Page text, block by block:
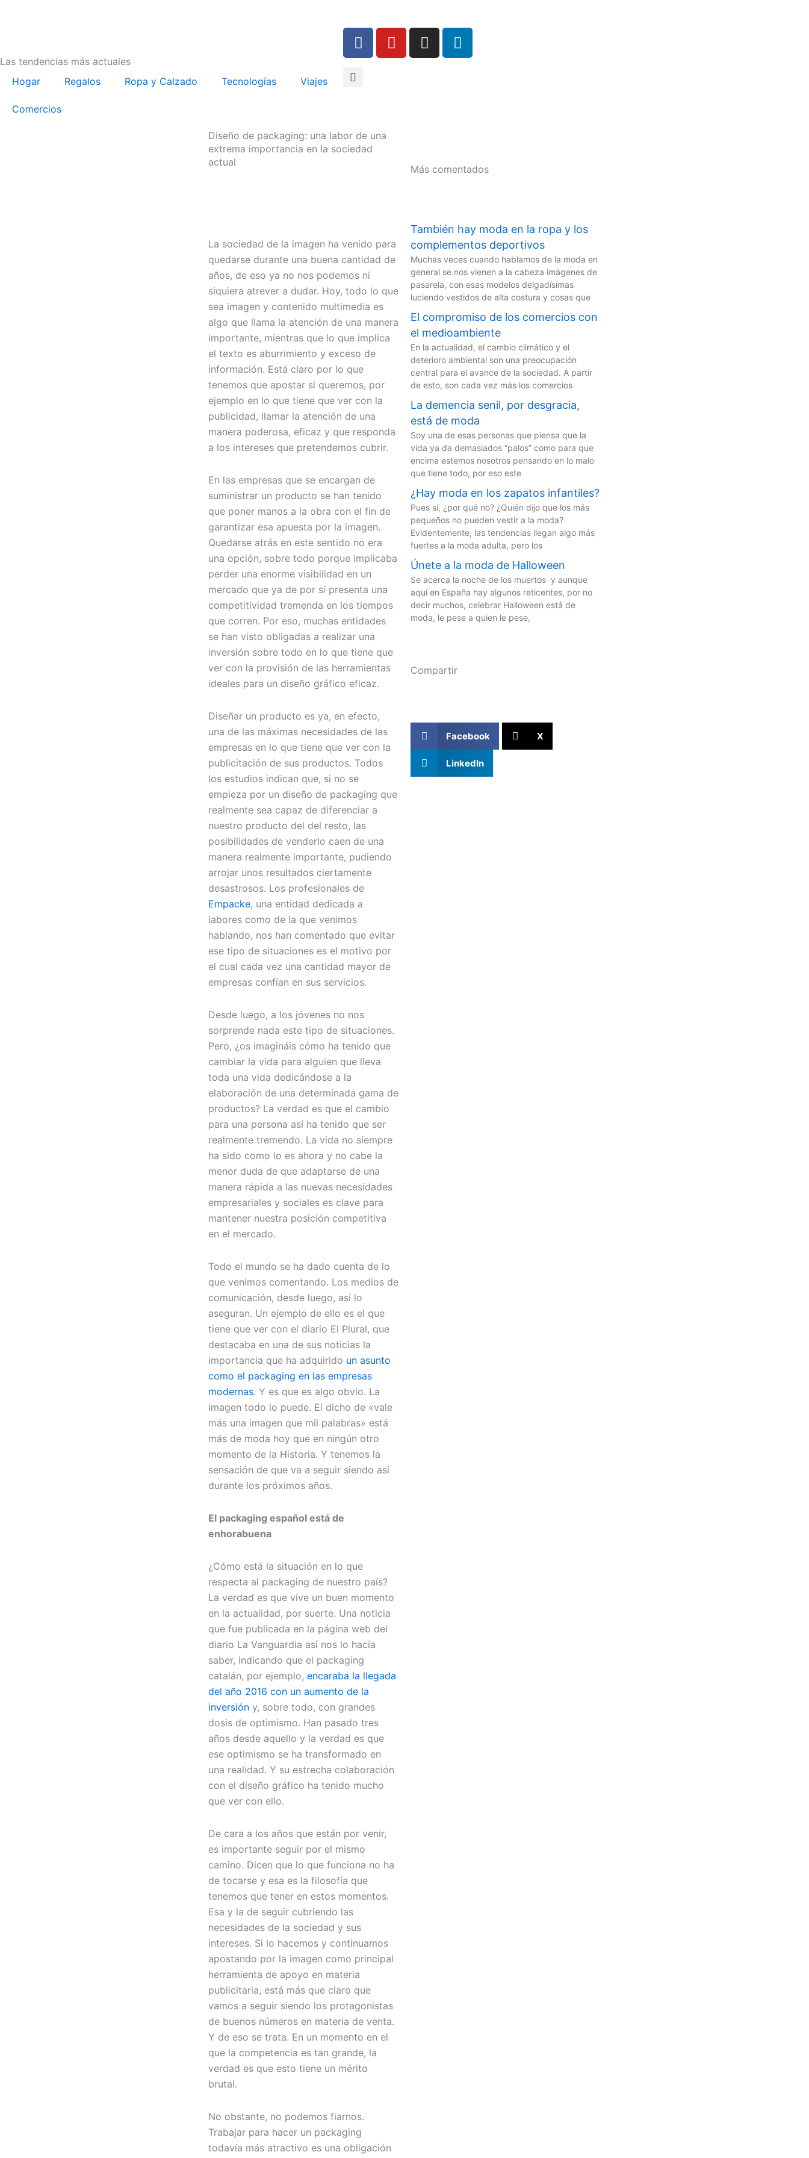
Las tendencias más actuales
F
a
k
Y
o
I
n
L
i
Hogar Regalos Ropa y Calzado Tecnologías Viajes
Comercios
Diseño de packaging: una labor de una
extrema importancia en la sociedad
actual
La sociedad de la imagen ha venido para
quedarse durante una buena cantidad de
años, de eso ya no nos podemos ni
siquiera atrever a dudar. Hoy, todo lo que
sea imagen y contenido multimedia es
algo que llama la atención de una manera
importante, mientras que lo que implica
el texto es aburrimiento y exceso de
información. Está claro por lo que
tenemos que apostar si queremos, por
ejemplo en lo que tiene que ver con la
publicidad, llamar la atención de una
manera poderosa, eficaz y que responda
a los intereses que pretendemos cubrir.
En las empresas que se encargan de
suministrar un producto se han tenido
que poner manos a la obra con el fin de
garantizar esa apuesta por la imagen.
Quedarse atrás en este sentido no era
una opción, sobre todo porque implicaba
perder una enorme visibilidad en un
mercado que ya de por sí presenta una
competitividad tremenda en los tiempos
que corren. Por eso, muchas entidades
se han visto obligadas a realizar una
inversión sobre todo en lo que tiene que
ver con la provisión de las herramientas
ideales para un diseño gráfico eficaz.
Diseñar un producto es ya, en efecto,
una de las máximas necesidades de las
empresas en lo que tiene que ver con la
publicitación de sus productos. Todos
los estudios indican que, si no se
empieza por un diseño de packaging que
realmente sea capaz de diferenciar a
nuestro producto del del resto, las
posibilidades de venderlo caen de una
manera realmente importante, pudiendo
arrojar unos resultados ciertamente
desastrosos. Los profesionales de
Empacke, una entidad dedicada a
labores como de la que venimos
hablando, nos han comentado que evitar
ese tipo de situaciones es el motivo por
el cual cada vez una cantidad mayor de
empresas confían en sus servicios.
Desde luego, a los jóvenes no nos
sorprende nada este tipo de situaciones.
Pero, ¿os imagináis cómo ha tenido que
cambiar la vida para alguien que lleva
toda una vida dedicándose a la
elaboración de una determinada gama de
productos? La verdad es que el cambio
para una persona así ha tenido que ser
realmente tremendo. La vida no siempre
ha sido como lo es ahora y no cabe la
menor duda de que adaptarse de una
manera rápida a las nuevas necesidades
empresariales y sociales es clave para
mantener nuestra posición competitiva
en el mercado.
Todo el mundo se ha dado cuenta de lo
que venimos comentando. Los medios de
comunicación, desde luego, así lo
aseguran. Un ejemplo de ello es el que
tiene que ver con el diario El Plural, que
destacaba en una de sus noticias la
importancia que ha adquirido un asunto
como el packaging en las empresas
modernas. Y es que es algo obvio. La
imagen todo lo puede. El dicho de «vale
más una imagen que mil palabras» está
más de moda hoy que en ningún otro
momento de la Historia. Y tenemos la
sensación de que va a seguir siendo así
durante los próximos años.
El packaging español está de
enhorabuena
¿Cómo está la situación en lo que
respecta al packaging de nuestro país?
La verdad es que vive un buen momento
en la actualidad, por suerte. Una noticia
que fue publicada en la página web del
diario La Vanguardia así nos lo hacía
saber, indicando que el packaging
catalán, por ejemplo, encaraba la llegada
del año 2016 con un aumento de la
inversión y, sobre todo, con grandes
dosis de optimismo. Han pasado tres
años desde aquello y la verdad es que
ese optimismo se ha transformado en
una realidad. Y su estrecha colaboración
con el diseño gráfico ha tenido mucho
que ver con ello.
De cara a los años que están por venir,
es importante seguir por el mismo
camino. Dicen que lo que funciona no ha
de tocarse y esa es la filosofía que
tenemos que tener en estos momentos.
Esa y la de seguir cubriendo las
necesidades de la sociedad y sus
intereses. Si lo hacemos y continuamos
apostando por la imagen como principal
herramienta de apoyo en materia
publicitaria, está más que claro que
vamos a seguir siendo los protagonistas
de buenos números en materia de venta.
Y de eso se trata. En un momento en el
que la competencia es tan grande, la
verdad es que esto tiene un mérito
brutal.
No obstante, no podemos fiarnos.
Trabajar para hacer un packaging
todavía más atractivo es una obligación
Más comentados
También hay moda en la ropa y los
complementos deportivos
Muchas veces cuando hablamos de la moda en
general se nos vienen a la cabeza imágenes de
pasarela, con esas modelos delgadísimas
luciendo vestidos de alta costura y cosas que
El compromiso de los comercios con
el medioambiente
En la actualidad, el cambio climático y el
deterioro ambiental son una preocupación
central para el avance de la sociedad. A partir
de esto, son cada vez más los comercios
La demencia senil, por desgracia,
está de moda
Soy una de esas personas que piensa que la
vida ya da demasiados “palos” como para que
encima estemos nosotros pensando en lo malo
que tiene todo, por eso este
¿Hay moda en los zapatos infantiles?
Pues sí, ¿por qué no? ¿Quién dijo que los más
pequeños no pueden vestir a la moda?
Evidentemente, las tendencias llegan algo más
fuertes a la moda adulta, pero los
Únete a la moda de Halloween
Se acerca la noche de los muertos y aunque
aquí en España hay algunos reticentes, por no
decir muchos, celebrar Halloween está de
moda, le pese a quien le pese,
Compartir
Facebook X
LinkedIn